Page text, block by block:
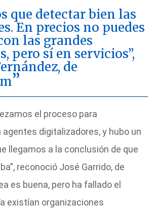
que detectar bien las
En precios no puedes
las grandes
pero sí en servicios”,
de
el proceso para
digitalizadores, y hubo un
llegamos a la conclusión de que
reconoció José Garrido, de
es buena, pero ha fallado el
existían organizaciones